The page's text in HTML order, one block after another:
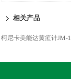
相关产品
柯尼卡美能达黄疸计JM-